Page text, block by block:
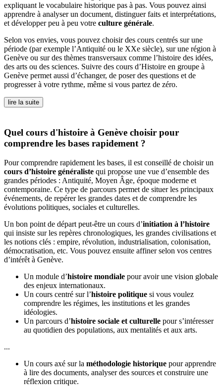
expliquant le vocabulaire historique pas à pas. Vous pouvez ainsi
apprendre à analyser un document, distinguer faits et interprétations,
et développer peu à peu votre culture générale.
Selon vos envies, vous pouvez choisir des cours centrés sur une
période (par exemple l’Antiquité ou le XXe siècle), sur une région à
Genève ou sur des thèmes transversaux comme l’histoire des idées,
des arts ou des sciences. Suivre des cours d’Histoire en groupe à
Genève permet aussi d’échanger, de poser des questions et de
progresser à votre rythme, même si vous partez de zéro.
lire la suite
Quel cours d'histoire à Genève choisir pour
comprendre les bases rapidement ?
Pour comprendre rapidement les bases, il est conseillé de choisir un
cours d’histoire généraliste qui propose une vue d’ensemble des
grandes périodes : Antiquité, Moyen Âge, époque moderne et
contemporaine. Ce type de parcours permet de situer les principaux
événements, de repérer les grandes dates et de comprendre les
évolutions politiques, sociales et culturelles.
Un bon point de départ peut-être un cours d’initiation à l’histoire
qui insiste sur les repères chronologiques, les grandes civilisations et
les notions clés : empire, révolution, industrialisation, colonisation,
démocratisation, etc. Vous pouvez ensuite affiner selon vos centres
d’intérêt à Genève.
Un module d’histoire mondiale pour avoir une vision globale
des enjeux internationaux.
Un cours centré sur l’histoire politique si vous voulez
comprendre les régimes, les institutions et les grandes
idéologies.
Un parcours d’histoire sociale et culturelle pour s’intéresser
au quotidien des populations, aux mentalités et aux arts.
...
Un cours axé sur la méthodologie historique pour apprendre
à lire des documents, analyser des sources et construire une
réflexion critique.